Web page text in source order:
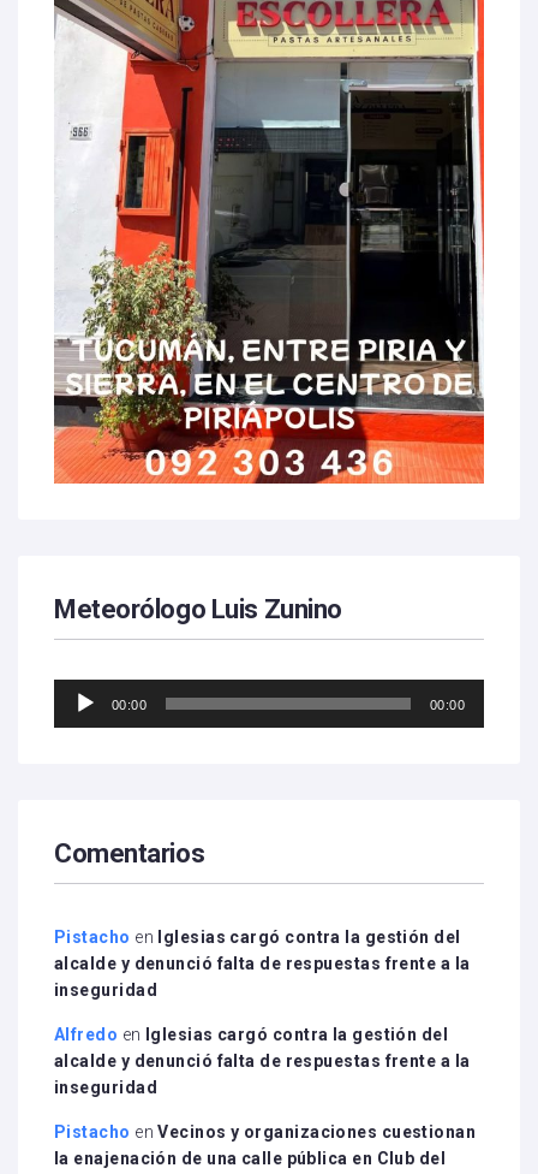
Meteorólogo Luis Zunino
Reproductor
00:00 00:00
Comentarios
Pistacho en
Iglesias cargó contra la gestión del
alcalde y denunció falta de respuestas frente a la
inseguridad
Alfredo en
Iglesias cargó contra la gestión del
alcalde y denunció falta de respuestas frente a la
inseguridad
Pistacho enVecinos y organizaciones cuestionan
la enajenación de una calle pública en Club del